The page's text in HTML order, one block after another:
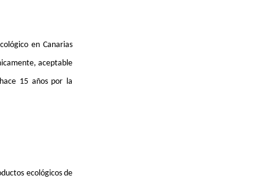
en Canarias
aceptable
15 años por la
ecológicos de